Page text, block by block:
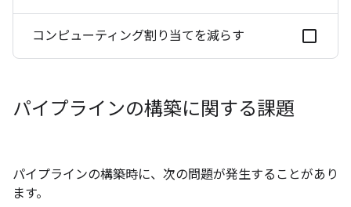
コンピューティング割り当てを減らす
パイプラインの構築に関する課題
パイプラインの構築時に、次の問題が発生することがあり
ます。